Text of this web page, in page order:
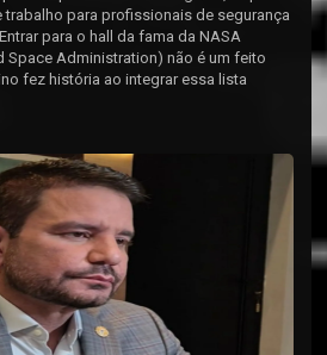
para profissionais de segurança
para o hall da fama da NASA
Space Administration) não é um feito
fez história ao integrar essa lista